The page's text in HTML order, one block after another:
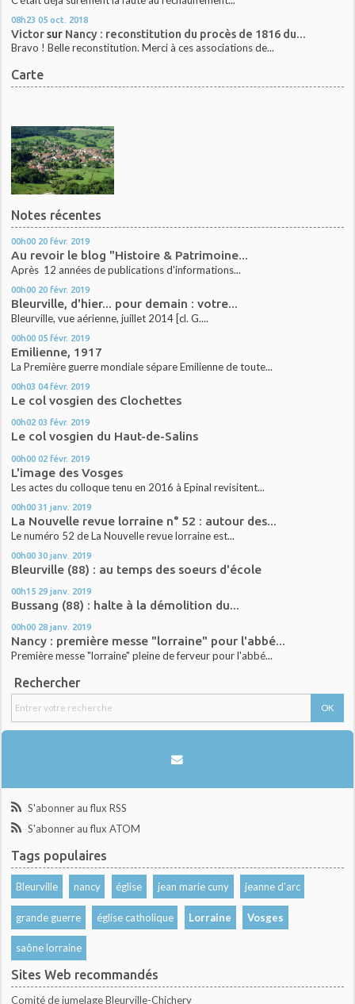
08h23 05 oct. 2018
Victorsur Nancy : reconstitution du procès de 1816 du...
Bravo ! Belle reconstitution. Merci à ces associations de...
Carte
Notes récentes
00h00 20 févr. 2019
Au revoir le blog "Histoire & Patrimoine...
Après 12 années de publications d'informations...
00h00 20 févr. 2019
Bleurville, d'hier... pour demain : votre...
Bleurville, vue aérienne, juillet 2014 [cl. G....
00h00 05 févr. 2019
Emilienne, 1917
La Première guerre mondiale sépare Emilienne de toute...
00h03 04 févr. 2019
Le col vosgien des Clochettes
00h02 03 févr. 2019
Le col vosgien du Haut-de-Salins
00h00 02 févr. 2019
L'image des Vosges
Les actes du colloque tenu en 2016 à Epinal revisitent...
00h00 31 janv. 2019
La Nouvelle revue lorraine n° 52 : autour des...
Le numéro 52 de La Nouvelle revue lorraine est...
00h00 30 janv. 2019
Bleurville (88) : au temps des soeurs d'école
00h15 29 janv. 2019
Bussang (88) : halte à la démolition du...
00h00 28 janv. 2019
Nancy : première messe "lorraine" pour l'abbé...
Première messe "lorraine" pleine de ferveur pour l'abbé...
Rechercher
S'abonner au flux RSS
S'abonner au flux ATOM
Tags populaires
Bleurville nancy église jean marie cuny jeanne d'arc
grande guerre église catholique Lorraine Vosges
saône lorraine
Sites Web recommandés
Comité de jumelage Bleurville-Chichery